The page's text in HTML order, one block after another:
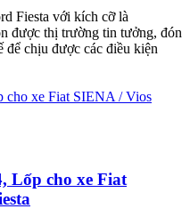
Fiesta với kích cỡ là
được thị trường tin tưởng, đón
để chịu được các điều kiện
Lốp cho xe Fiat